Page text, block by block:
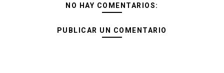
NO HAY COMENTARIOS:
PUBLICAR UN COMENTARIO